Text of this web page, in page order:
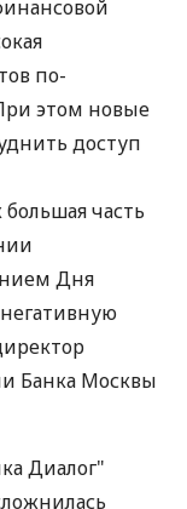
по-
этом новые
доступ
часть
Дня
Банка Москвы
Диалог"